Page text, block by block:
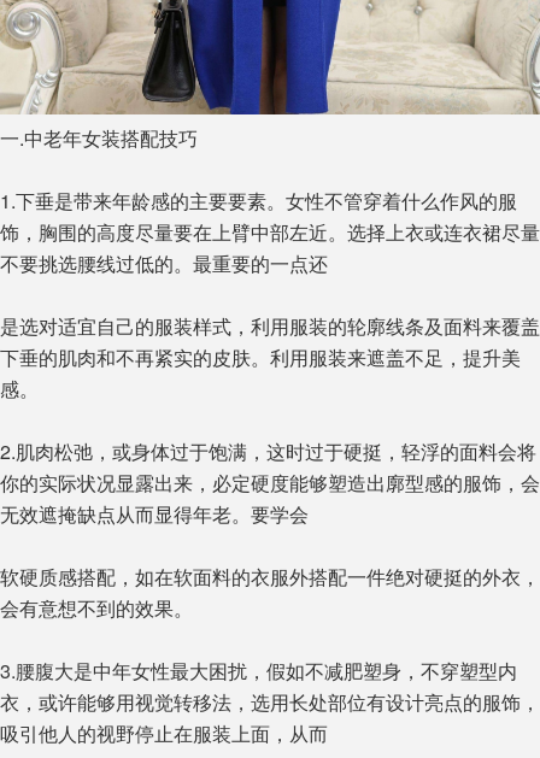
一.中老年女装搭配技巧
1.下垂是带来年龄感的主要要素。女性不管穿着什么作风的服
饰，胸围的高度尽量要在上臂中部左近。选择上衣或连衣裙尽量
不要挑选腰线过低的。最重要的一点还
是选对适宜自己的服装样式，利用服装的轮廓线条及面料来覆盖
下垂的肌肉和不再紧实的皮肤。利用服装来遮盖不足，提升美
感。
2.肌肉松弛，或身体过于饱满，这时过于硬挺，轻浮的面料会将
你的实际状况显露出来，必定硬度能够塑造出廓型感的服饰，会
无效遮掩缺点从而显得年老。要学会
软硬质感搭配，如在软面料的衣服外搭配一件绝对硬挺的外衣，
会有意想不到的效果。
3.腰腹大是中年女性最大困扰，假如不减肥塑身，不穿塑型内
衣，或许能够用视觉转移法，选用长处部位有设计亮点的服饰，
吸引他人的视野停止在服装上面，从而